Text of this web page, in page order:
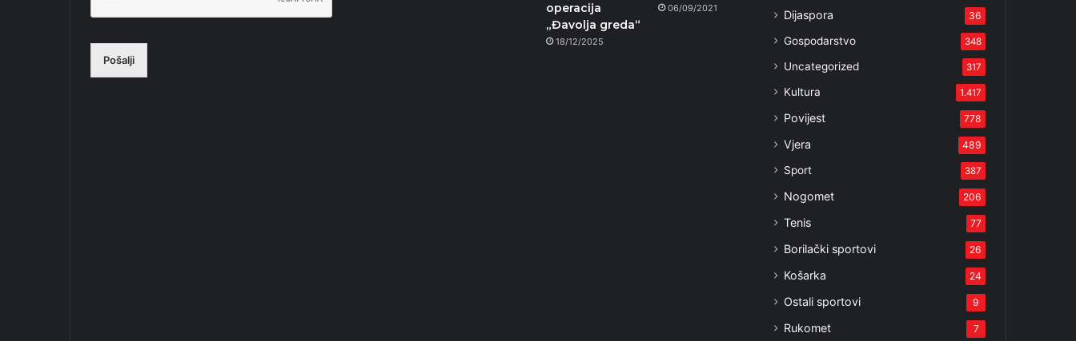
Pošalji
operacija
„Đavolja greda“
18/12/2025
06/09/2021 Dijaspora 36
Gospodarstvo 348
Uncategorized 317
Kultura 1.417
Povijest 778
Vjera 489
Sport 387
Nogomet 206
Tenis 77
Borilački sportovi 26
Košarka 24
Ostali sportovi 9
Rukomet 7